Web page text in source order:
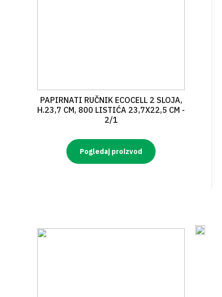
PAPIRNATI RUČNIK ECOCELL 2 SLOJA,
H.23,7 CM, 800 LISTIĆA 23,7X22,5 CM -
2/1
Pogledaj proizvod